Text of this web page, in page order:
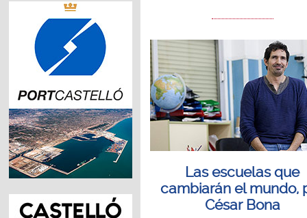
Las escuelas que
cambiarán el mundo,
César Bona